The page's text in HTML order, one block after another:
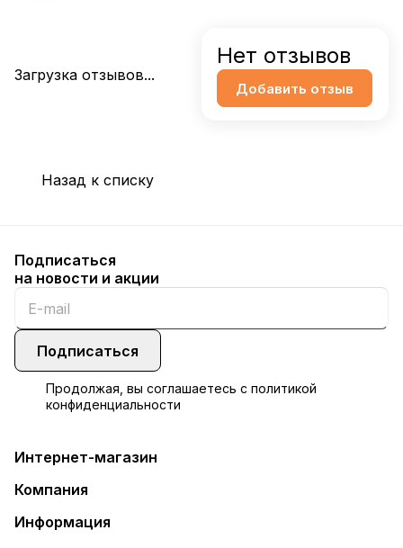
Загрузка отзывов...
Нет отзывов
Добавить отзыв
Назад к списку
Подписаться
на новости и акции
Подписаться
Продолжая, вы соглашаетесь с политикой
конфиденциальности
Интернет-магазин
Компания
Информация